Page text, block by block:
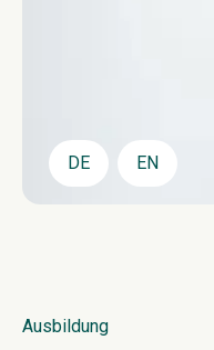
DE EN
Ausbildung